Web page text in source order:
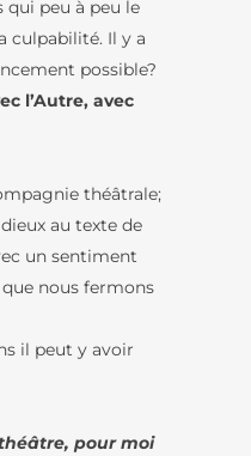
qui peu à peu le
culpabilité. Il y a
possible?
l’Autre, avec
théâtrale;
au texte de
un sentiment
nous fermons
il peut y avoir
pour moi